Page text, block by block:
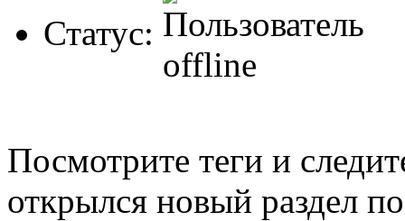
Статус:
Посмотрите теги и
открылся новый раздел